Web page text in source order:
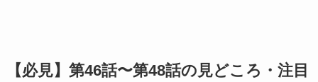
【必見】第46話〜第48話の見どころ・注目